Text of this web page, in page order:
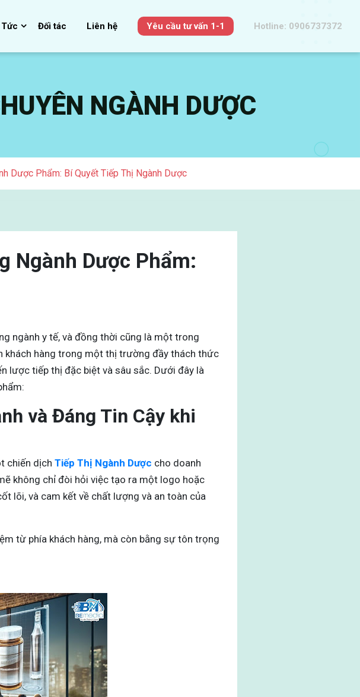
Đối tác Liên hệ Yêu cầu tư vấn 1-1 Hotline: 0906737372
NGÀNH DƯỢC
Dược Phẩm: Bí Quyết Tiếp Thị Ngành Dược
Ngành Dược Phẩm:
ngành y tế, và đồng thời cũng là một trong
khách hàng trong một thị trường đầy thách thức
lược tiếp thị đặc biệt và sâu sắc. Dưới đây là
và Đáng Tin Cậy khi
chiến dịch Tiếp Thị Ngành Dược cho doanh
không chỉ đòi hỏi việc tạo ra một logo hoặc
lõi, và cam kết về chất lượng và an toàn của
từ phía khách hàng, mà còn bằng sự tôn trọng